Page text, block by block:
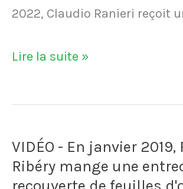
mai
L'international
fait
tour
d'honneur
2022, Claudio Ranieri reçoit
VIDÉO
Claudio
ovationné
par
Lire la suite »
VIDÉO - En janvier 2019,
Ribéry mange une